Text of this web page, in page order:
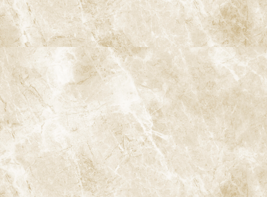
7-1. 正しいブラッシング
毎日のブラッシングは、予防の基本です。しかし、正しい方法で
行わなければ、歯垢を十分に除去できません。歯科医院では、患
者様一人ひとりの口腔状態に合わせたブラッシング指導を行って
います。
7-2. デンタルフロスと歯間ブラシの使用
ブラッシングだけでは取りきれない歯間の汚れには、デンタルフ